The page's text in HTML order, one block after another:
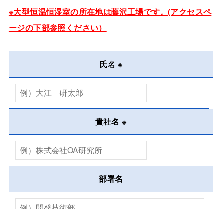
※大型恒温恒湿室の所在地は藤沢工場です。(アクセスペ
ージの下部参照ください）
氏名 ※
貴社名 ※
部署名